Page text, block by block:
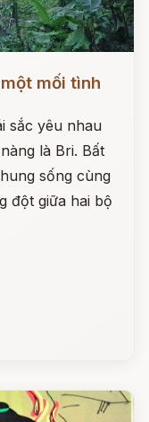
mối tình
sắc yêu nhau
là Bri. Bất
sống cùng
đột giữa hai bộ